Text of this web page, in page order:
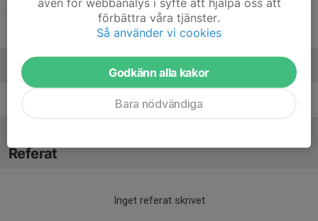
Vincent Lindén
Ledare
Jenny HedsköldTränare
Referat
Inget referat skrivet
förbättra våra tjänster.
Så använder vi cookies
Godkänn alla kakor
Bara nödvändiga